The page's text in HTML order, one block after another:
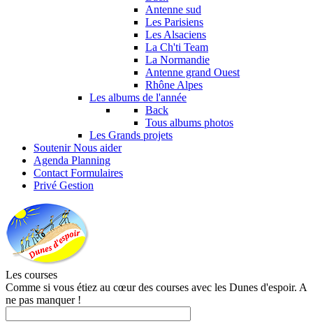
Antenne sud
Les Parisiens
Les Alsaciens
La Ch'ti Team
La Normandie
Antenne grand Ouest
Rhône Alpes
Les albums de l'année
Back
Tous albums photos
Les Grands projets
Soutenir Nous aider
Agenda Planning
Contact Formulaires
Privé Gestion
Les courses
Comme si vous étiez au cœur des courses avec les Dunes d'espoir. A
ne pas manquer !